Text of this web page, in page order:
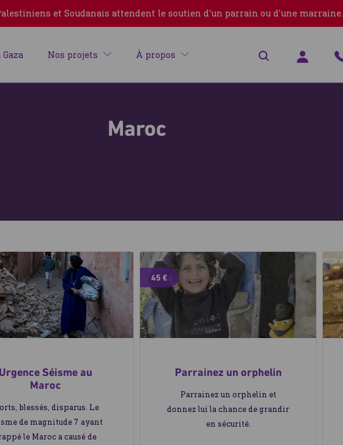
et Soudanais attendent le soutien d'un parrain ou d'une marraine.
Nos projets À propos
Maroc
Urgence Séisme au
Maroc
blessés, disparus. Le
de magnitude 7 ayant
le Maroc a causé de
45 €
Parrainez un orphelin
Parrainez un orphelin et
donnez lui la chance de grandir
en sécurité.
Erreur
Fermer